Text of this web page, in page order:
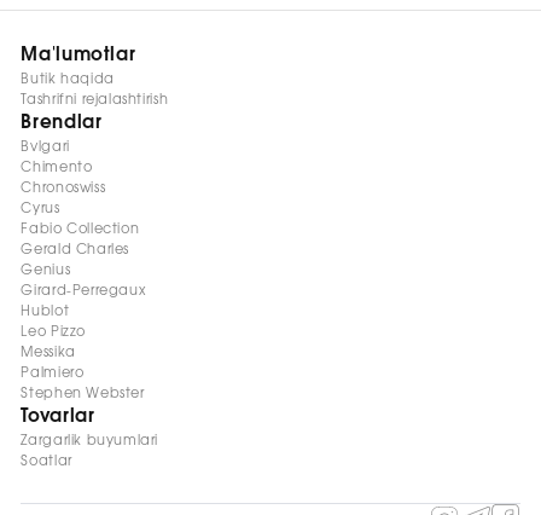
Ma'lumotlar
Butik haqida
Tashrifni rejalashtirish
Brendlar
Bvlgari
Chimento
Chronoswiss
Cyrus
Fabio Collection
Gerald Charles
Genius
Girard-Perregaux
Hublot
Leo Pizzo
Messika
Palmiero
Stephen Webster
Tovarlar
Zargarlik buyumlari
Soatlar